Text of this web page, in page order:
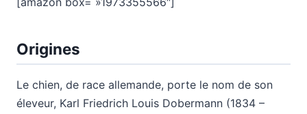
Origines
Le chien, de race allemande, porte le nom de son
éleveur, Karl Friedrich Louis Dobermann (1834 –